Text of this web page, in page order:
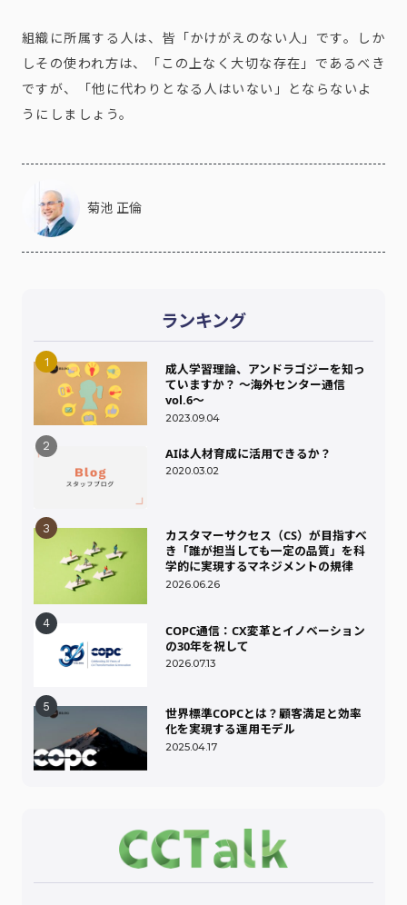
組織に所属する人は、皆「かけがえのない人」です。しか
しその使われ方は、「この上なく大切な存在」であるべき
ですが、「他に代わりとなる人はいない」とならないよ
うにしましょう。
菊池 正倫
ランキング
2023.09.04
成人学習理論、アンドラゴジーを知っ
ていますか？ ～海外センター通信
vol.6～
2020.03.02
AIは人材育成に活用できるか？
2026.06.26
カスタマーサクセス（CS）が目指すべ
き「誰が担当しても一定の品質」を科
学的に実現するマネジメントの規律
2026.07.13
COPC通信：CX変革とイノベーション
の30年を祝して
2025.04.17
世界標準COPCとは？顧客満足と効率
化を実現する運用モデル